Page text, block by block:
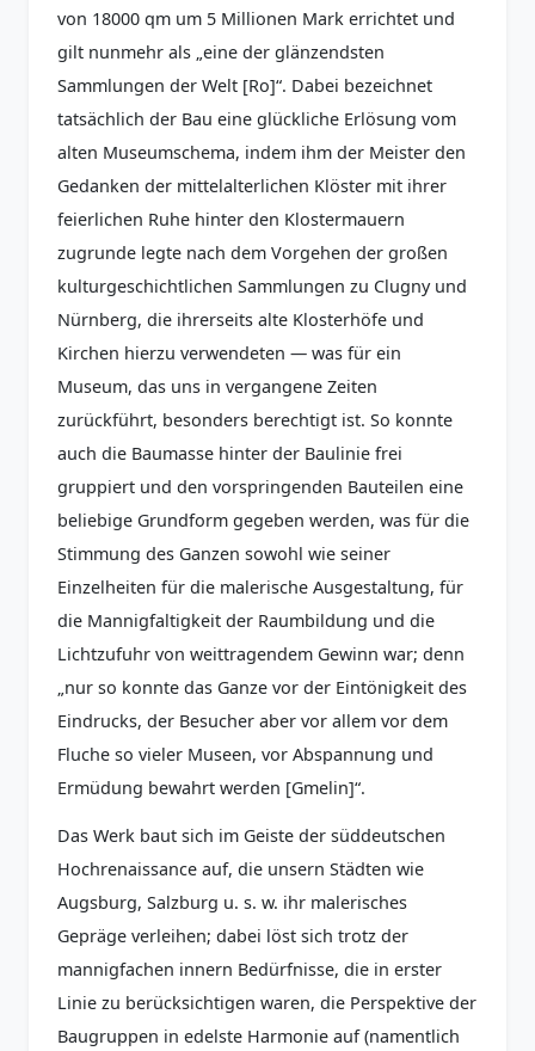
von 18000 qm um 5 Millionen Mark errichtet und
gilt nunmehr als „eine der glänzendsten
Sammlungen der Welt [Ro]“. Dabei bezeichnet
tatsächlich der Bau eine glückliche Erlösung vom
alten Museumschema, indem ihm der Meister den
Gedanken der mittelalterlichen Klöster mit ihrer
feierlichen Ruhe hinter den Klostermauern
zugrunde legte nach dem Vorgehen der großen
kulturgeschichtlichen Sammlungen zu Clugny und
Nürnberg, die ihrerseits alte Klosterhöfe und
Kirchen hierzu verwendeten — was für ein
Museum, das uns in vergangene Zeiten
zurückführt, besonders berechtigt ist. So konnte
auch die Baumasse hinter der Baulinie frei
gruppiert und den vorspringenden Bauteilen eine
beliebige Grundform gegeben werden, was für die
Stimmung des Ganzen sowohl wie seiner
Einzelheiten für die malerische Ausgestaltung, für
die Mannigfaltigkeit der Raumbildung und die
Lichtzufuhr von weittragendem Gewinn war; denn
„nur so konnte das Ganze vor der Eintönigkeit des
Eindrucks, der Besucher aber vor allem vor dem
Fluche so vieler Museen, vor Abspannung und
Ermüdung bewahrt werden [Gmelin]“.
Das Werk baut sich im Geiste der süddeutschen
Hochrenaissance auf, die unsern Städten wie
Augsburg, Salzburg u. s. w. ihr malerisches
Gepräge verleihen; dabei löst sich trotz der
mannigfachen innern Bedürfnisse, die in erster
Linie zu berücksichtigen waren, die Perspektive der
Baugruppen in edelste Harmonie auf (namentlich